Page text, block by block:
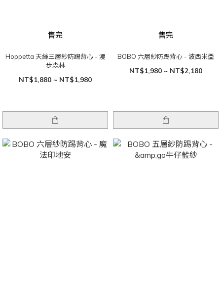
售完
Hoppetta 天絲三層紗防踢背心 - 漫
步森林
NT$1,880 ~ NT$1,980
售完
BOBO 六層紗防踢背心 - 波西米亞
NT$1,980 ~ NT$2,180